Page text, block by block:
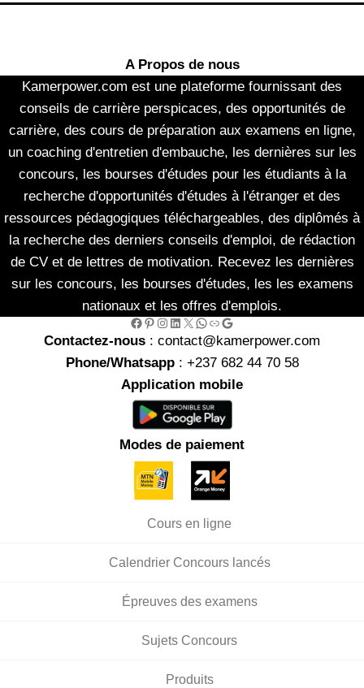
A Propos de nous
Kamerpower.com est une plateforme fournissant des
conseils de carrière perspicaces, des opportunités de
carrière, des cours de préparation aux examens en ligne,
un coaching d'entretien d'embauche, les dernières sur les
concours, les bourses d'études pour les étudiants à la
recherche d'opportunités d'études à l'étranger et des
ressources pédagogiques téléchargeables, des diplômés à
la recherche des derniers conseils d'emploi, de rédaction
de CV et de lettres de motivation. Recevez les dernières
sur les concours, les bourses d'études, les les examens
nationaux et les offres d'emplois.
Facebook Pinterest InstagramLinkedIn X WhatsApp Link Google
Contactez-nous : contact@kamerpower.com
Phone/Whatsapp: +237 682 44 70 58
Application mobile
Modes de paiement
Cours en ligne
Calendrier Concours lancés
Épreuves des examens
Sujets Concours
Produits